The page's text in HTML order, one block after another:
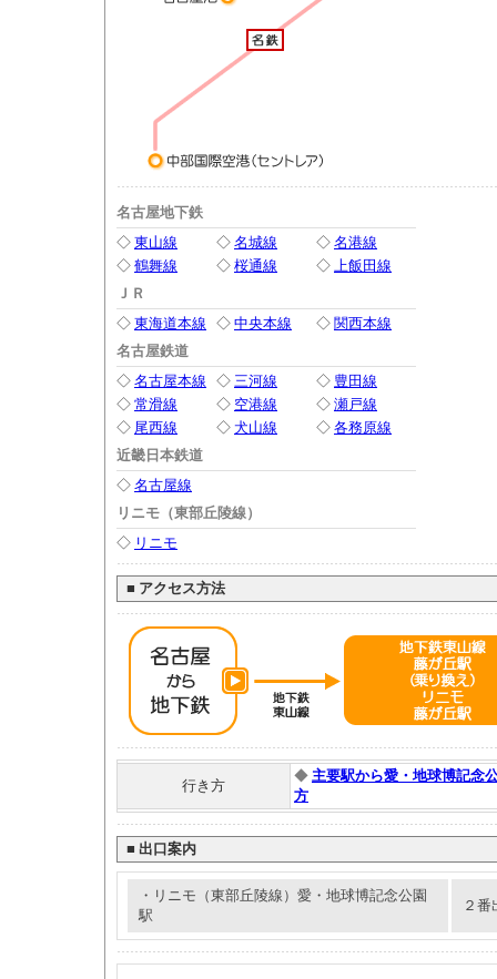
名古屋地下鉄
◇ 東山線 ◇ 名城線 ◇ 名港線
◇ 鶴舞線 ◇ 桜通線 ◇ 上飯田線
ＪＲ
◇ 東海道本線 ◇ 中央本線 ◇ 関西本線
名古屋鉄道
◇ 名古屋本線 ◇ 三河線 ◇ 豊田線
◇ 常滑線 ◇ 空港線 ◇ 瀬戸線
◇ 尾西線 ◇ 犬山線 ◇ 各務原線
近畿日本鉄道
◇ 名古屋線
リニモ（東部丘陵線）
◇ リニモ
■ アクセス方法
行き方
◆ 主要駅から愛・地球博記念
方
■ 出口案内
・リニモ（東部丘陵線）愛・地球博記念公園
駅
２番